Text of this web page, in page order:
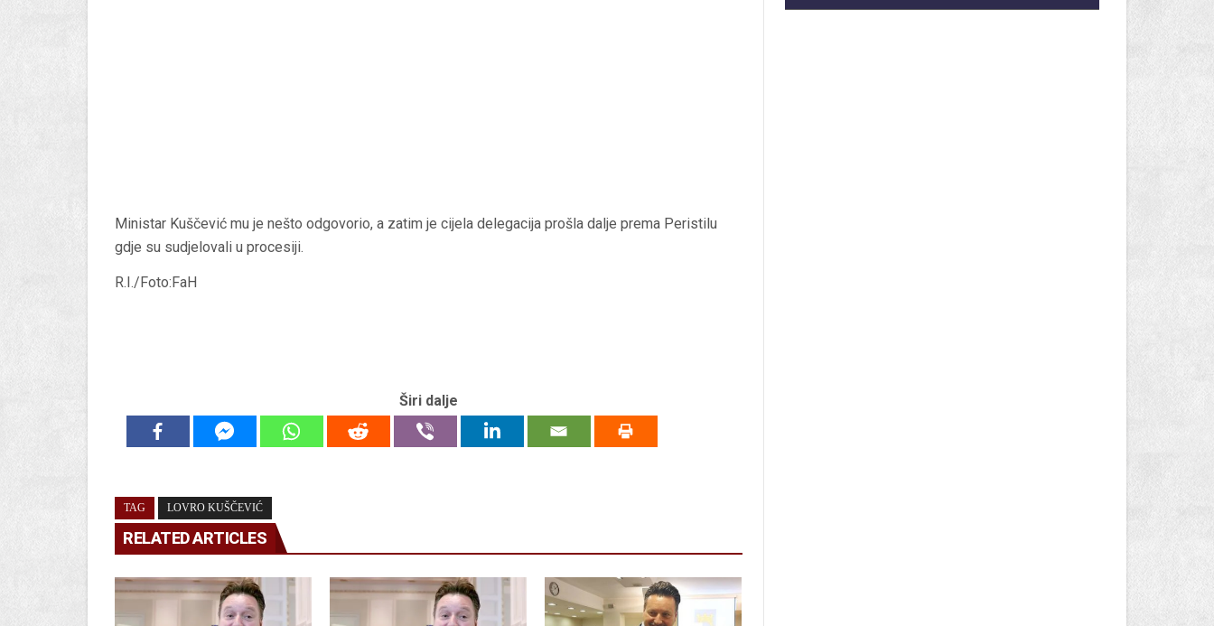
Ministar Kuščević mu je nešto odgovorio, a zatim je cijela delegacija prošla dalje prema Peristilu
gdje su sudjelovali u procesiji.
R.I./Foto:FaH
Širi dalje
TAG LOVRO KUŠČEVIĆ
RELATED ARTICLES